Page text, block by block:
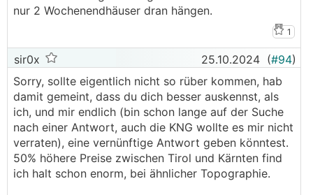
nur 2 Wochenendhäuser dran hängen.
1
sir0x 25.10.2024 (#94)
Sorry, sollte eigentlich nicht so rüber kommen, hab
damit gemeint, dass du dich besser auskennst, als
ich, und mir endlich (bin schon lange auf der Suche
nach einer Antwort, auch die KNG wollte es mir nicht
verraten), eine vernünftige Antwort geben könntest.
50% höhere Preise zwischen Tirol und Kärnten find
ich halt schon enorm, bei ähnlicher Topographie.